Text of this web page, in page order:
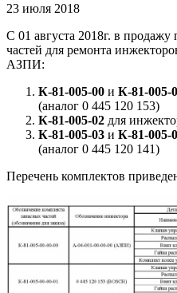
23 июля 2018
С 01 августа 2018г. в
частей для ремонта
АЗПИ:
К-81-005-00 и К-81-005-
(аналог 0 445 120 153)
К-81-005-02 для
К-81-005-03 и К-81-005-
(аналог 0 445 120 141)
Перечень комплектов